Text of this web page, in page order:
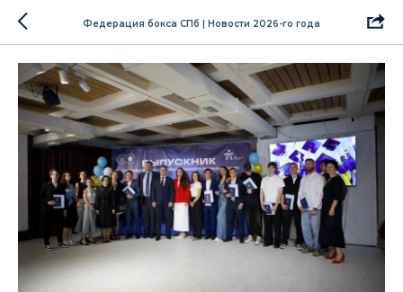
Федерация бокса СПб | Новости 2026-го года